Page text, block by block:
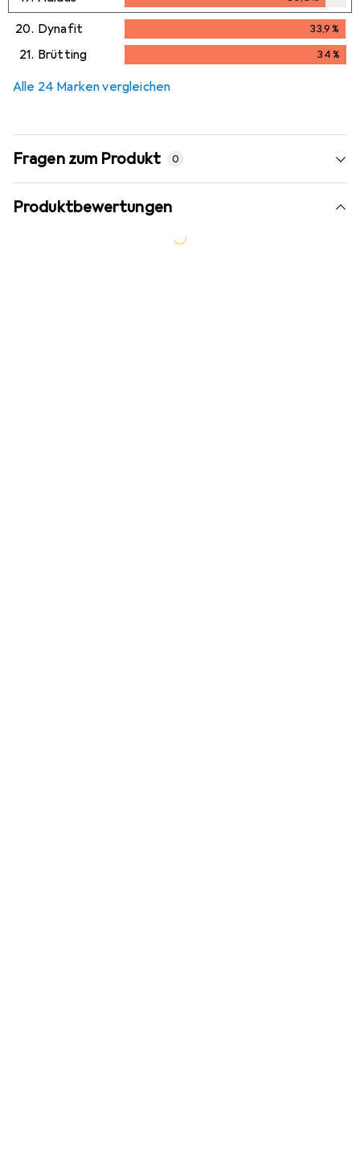
30,8%
20. Dynafit 33,9%
33,9%
21. Brütting 34%
Alle 24 Marken vergleichen
Fragen zum Produkt 0
Produktbewertungen